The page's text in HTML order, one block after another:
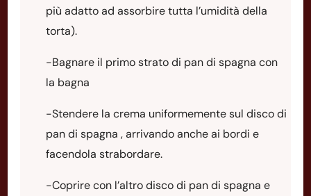
più adatto ad assorbire tutta l’umidità della
torta).
-Bagnare il primo strato di pan di spagna con
la bagna
-Stendere la crema uniformemente sul disco di
pan di spagna , arrivando anche ai bordi e
facendola strabordare.
-Coprire con l’altro disco di pan di spagna e